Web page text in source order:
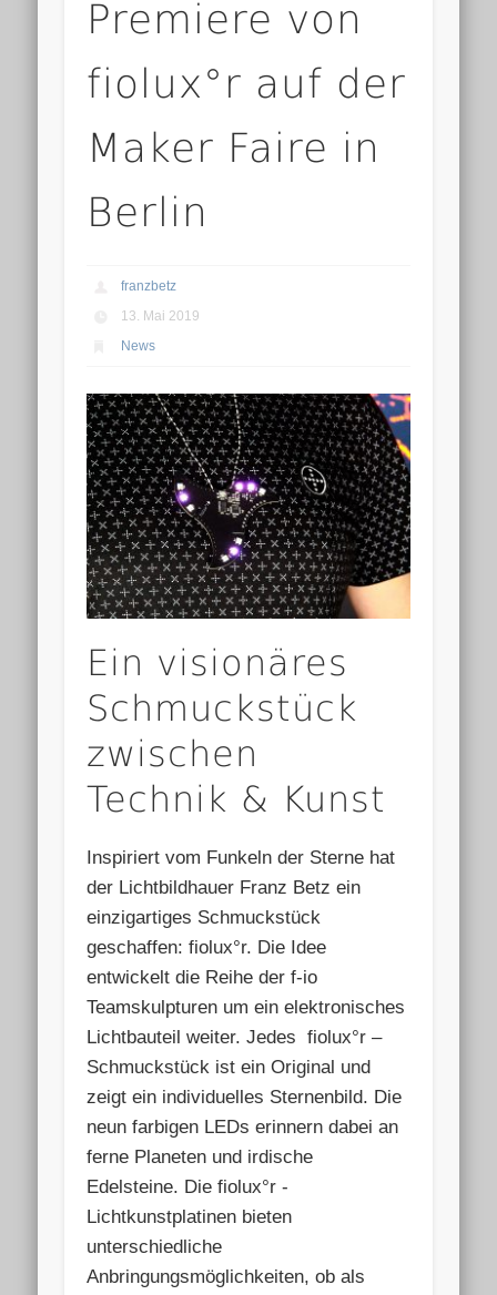
Premiere von
fiolux°r auf der
Maker Faire in
Berlin
franzbetz
13. Mai 2019
News
Ein visionäres
Schmuckstück
zwischen
Technik & Kunst
Inspiriert vom Funkeln der Sterne hat
der Lichtbildhauer Franz Betz ein
einzigartiges Schmuckstück
geschaffen: fiolux°r. Die Idee
entwickelt die Reihe der f-io
Teamskulpturen um ein elektronisches
Lichtbauteil weiter. Jedes fiolux°r –
Schmuckstück ist ein Original und
zeigt ein individuelles Sternenbild. Die
neun farbigen LEDs erinnern dabei an
ferne Planeten und irdische
Edelsteine. Die fiolux°r -
Lichtkunstplatinen bieten
unterschiedliche
Anbringungsmöglichkeiten, ob als